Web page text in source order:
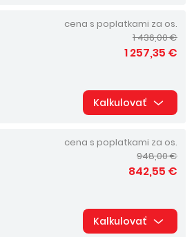
cena s poplatkami za os.
1 436,00 €
1 257,35 €
Kalkulovať
cena s poplatkami za os.
948,00 €
842,55 €
Kalkulovať